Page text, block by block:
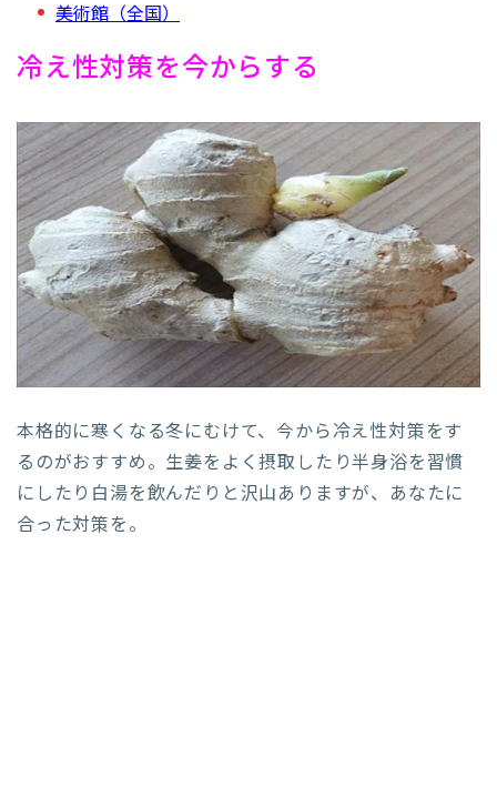
美術館（全国）
冷え性対策を今からする
本格的に寒くなる冬にむけて、今から冷え性対策をす
るのがおすすめ。生姜をよく摂取したり半身浴を習慣
にしたり白湯を飲んだりと沢山ありますが、あなたに
合った対策を。